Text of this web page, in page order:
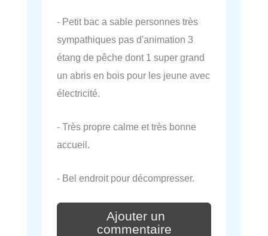
- Petit bac a sable personnes très
sympathiques pas d'animation 3
étang de pêche dont 1 super grand
un abris en bois pour les jeune avec
électricité.
- Très propre calme et très bonne
accueil.
- Bel endroit pour décompresser.
Ajouter un
commentaire